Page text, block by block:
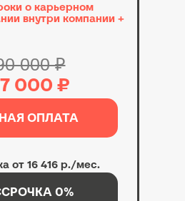
о карьерном
внутри компании +
0%
000 ₽
ОПЛАТА
000 ₽
от 16 416 р./мес.